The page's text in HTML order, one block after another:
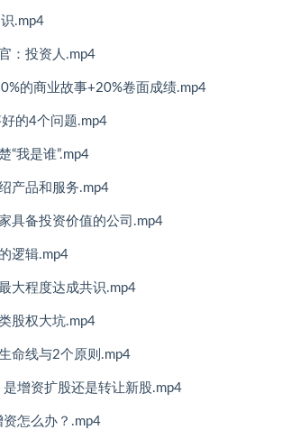
.mp4
：投资人.mp4
的商业故事+20%卷面成绩.mp4
的4个问题.mp4
“我是谁”.mp4
产品和服务.mp4
具备投资价值的公司.mp4
逻辑.mp4
大程度达成共识.mp4
股权大坑.mp4
命线与2个原则.mp4
增资扩股还是转让新股.mp4
怎么办？.mp4